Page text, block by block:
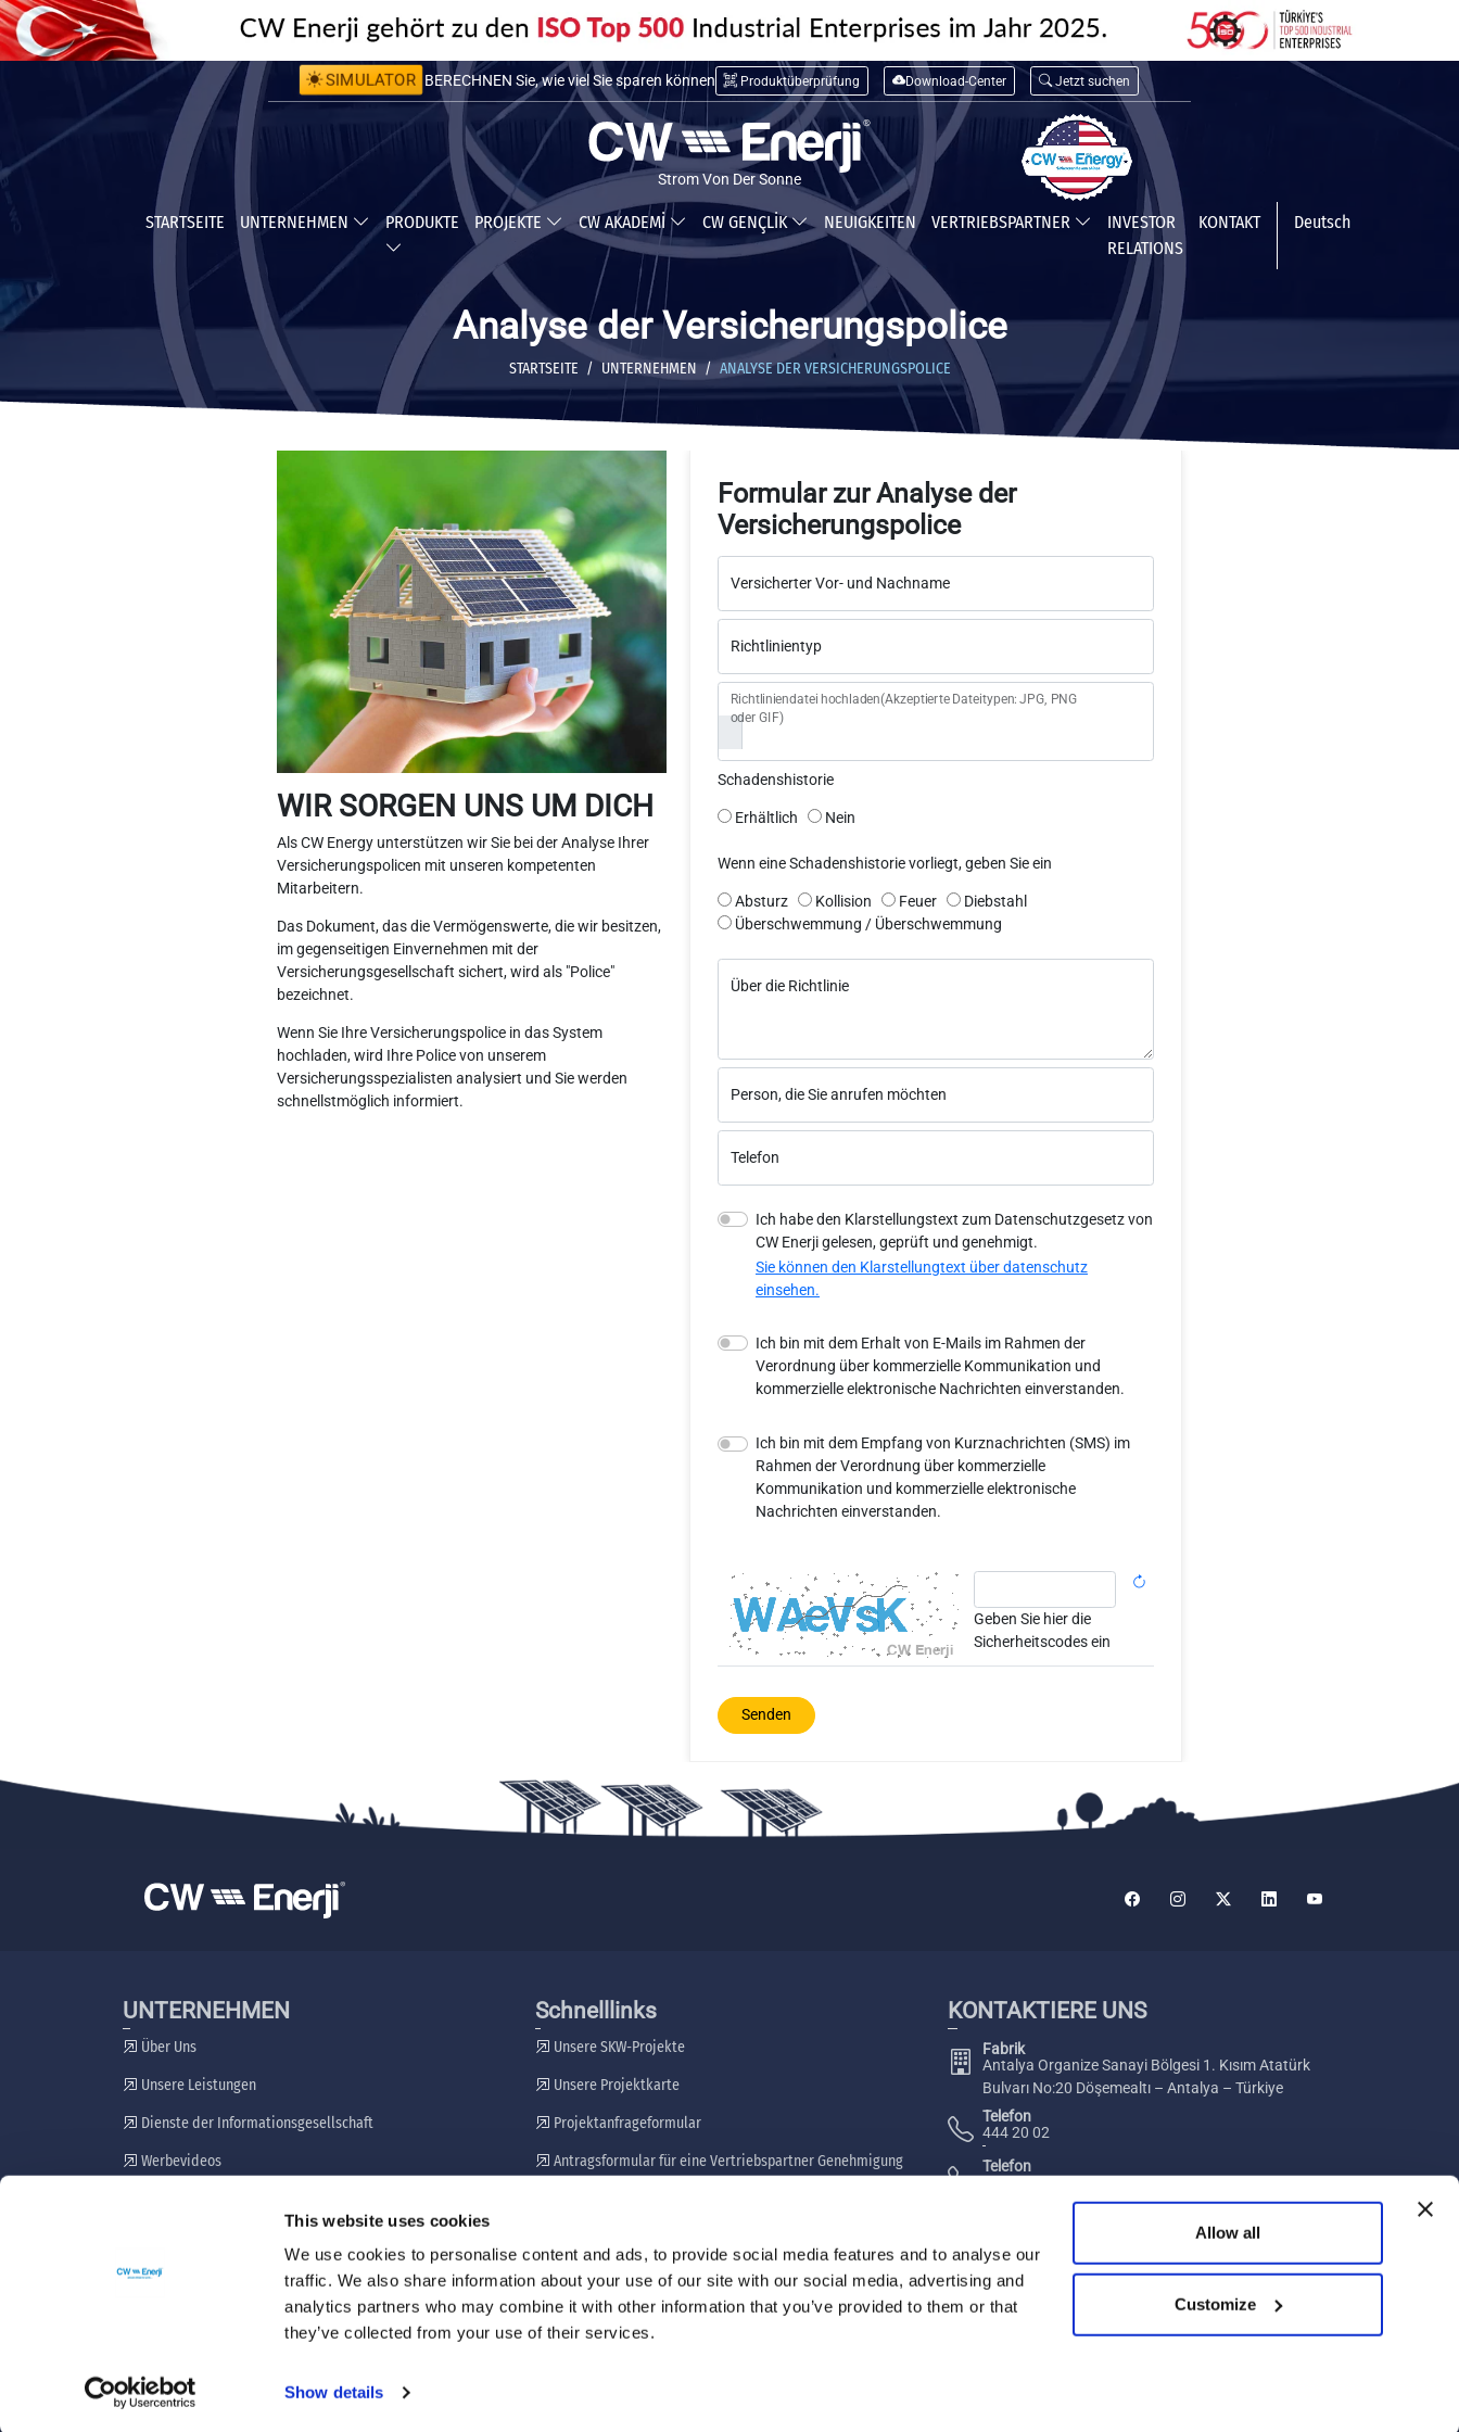
This website uses cookies
We use cookies to personalise content and ads, to provide social media features and to analyse our
traffic. We also share information about your use of our site with our social media, advertising and
analytics partners who may combine it with other information that you’ve provided to them or that
they’ve collected from your use of their services.
Show details
Allow all
Customize
SIMULATOR BERECHNEN Sie die Installationskosten
BERECHNEN Sie, wie viel Sie sparen können
Produktüberprüfung Download-Center Jetzt suchen
Strom Von Der Sonne
STARTSEITE UNTERNEHMEN PRODUKTE PROJEKTE CW AKADEMİ CW GENÇLİK NEUIGKEITEN VERTRIEBSPARTNER
INVESTOR
RELATIONS
KONTAKT Deutsch
Analyse der Versicherungspolice
STARTSEITE UNTERNEHMEN ANALYSE DER VERSICHERUNGSPOLICE
WIR SORGEN UNS UM DICH
Als CW Energy unterstützen wir Sie bei der Analyse Ihrer
Versicherungspolicen mit unseren kompetenten
Mitarbeitern.
Das Dokument, das die Vermögenswerte, die wir besitzen,
im gegenseitigen Einvernehmen mit der
Versicherungsgesellschaft sichert, wird als "Police"
bezeichnet.
Wenn Sie Ihre Versicherungspolice in das System
hochladen, wird Ihre Police von unserem
Versicherungsspezialisten analysiert und Sie werden
schnellstmöglich informiert.
Formular zur Analyse der
Versicherungspolice
Versicherter Vor- und Nachname
Richtlinientyp
Richtliniendatei hochladen(Akzeptierte Dateitypen: JPG, PNG
oder GIF)
Schadenshistorie
Erhältlich Nein
Wenn eine Schadenshistorie vorliegt, geben Sie ein
Absturz Kollision Feuer
Diebstahl
Überschwemmung / Überschwemmung
Über die Richtlinie
Person, die Sie anrufen möchten
Telefon
Ich habe den Klarstellungstext zum Datenschutzgesetz von
CW Enerji gelesen, geprüft und genehmigt.
Sie können den Klarstellungtext über datenschutz
einsehen.
Ich bin mit dem Erhalt von E-Mails im Rahmen der
Verordnung über kommerzielle Kommunikation und
kommerzielle elektronische Nachrichten einverstanden.
Ich bin mit dem Empfang von Kurznachrichten (SMS) im
Rahmen der Verordnung über kommerzielle
Kommunikation und kommerzielle elektronische
Nachrichten einverstanden.
Geben Sie hier die
Sicherheitscodes ein
Senden
UNTERNEHMEN
Über Uns
Unsere Leistungen
Dienste der Informationsgesellschaft
Werbevideos
Schnelllinks
Unsere SKW-Projekte
Unsere Projektkarte
Projektanfrageformular
Antragsformular für eine Vertriebspartner Genehmigung
KONTAKTIERE UNS
Fabrik
Antalya Organize Sanayi Bölgesi 1. Kısım Atatürk
Bulvarı No:20 Döşemealtı – Antalya – Türkiye
Telefon
444 20 02
Telefon
+ 90 242 229 00 74
Email
[email protected]
Copyright 2021 © CW-ENERJİ